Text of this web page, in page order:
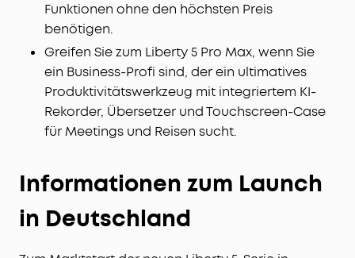
Funktionen ohne den höchsten Preis
benötigen.
Greifen Sie zum Liberty 5 Pro Max, wenn Sie
ein Business-Profi sind, der ein ultimatives
Produktivitätswerkzeug mit integriertem KI-
Rekorder, Übersetzer und Touchscreen-Case
für Meetings und Reisen sucht.
Informationen zum Launch
in Deutschland